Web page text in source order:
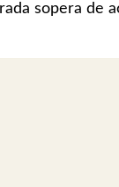
sopera de